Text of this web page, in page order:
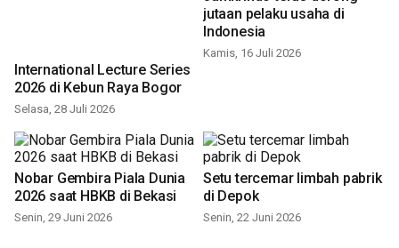
International Lecture Series
2026 di Kebun Raya Bogor
Selasa, 28 Juli 2026